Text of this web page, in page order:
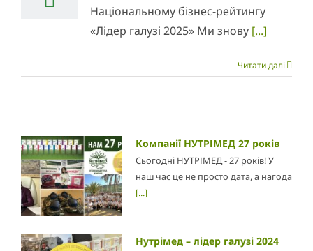
Національному бізнес-рейтингу
«Лідер галузі 2025» Ми знову [...]
Читати далі
Компанії НУТРІМЕД 27 років
Сьогодні НУТРІМЕД - 27 років! У
наш час це не просто дата, а нагода
[...]
Нутрімед – лідер галузі 2024